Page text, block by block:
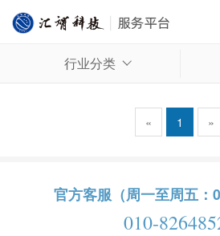
行业分类
« 1 »
官方客服（周一至周五：
010-